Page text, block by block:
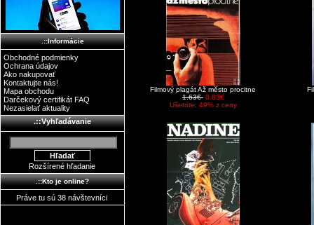
.::Informácie
Obchodné podmienky
Ochrana údajov
Ako nakupovať
Kontaktujte nás!
Mapa obchodu
Darčekový certifikát FAQ
Nezasielať aktuality
.::Vyhľadávanie
Rozšírené hľadanie
.::Kto je online?
Práve tu sú 38 návštevníci
Filmový plagát Až město procitne
1.63€ 0.83€
Ušetríte: 49% z ceny